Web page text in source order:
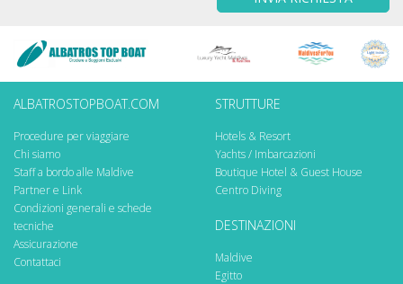
ALBATROSTOPBOAT.COM
Procedure per viaggiare
Chi siamo
Staff a bordo alle Maldive
Partner e Link
Condizioni generali e schede
tecniche
Assicurazione
Contattaci
STRUTTURE
Hotels & Resort
Yachts / Imbarcazioni
Boutique Hotel & Guest House
Centro Diving
DESTINAZIONI
Maldive
Egitto